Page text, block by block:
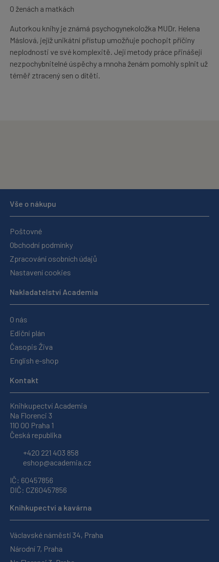
O ženách a matkách
Autorkou knihy je známá psychogynekoložka MUDr. Helena
Máslová, jejíž unikátní přístup umožňuje pochopit příčiny
neplodnosti ve své komplexitě. Její metody práce přinášejí
nezpochybnitelné úspěchy a mnoha ženám pomohly splnit už
téměř ztracený sen o dítěti.
Vše o nákupu
Poštovné
Obchodní podmínky
Zpracování osobních údajů
Nastavení cookies
Nakladatelství Academia
O nás
Ediční plán
Časopis Živa
English e-shop
Kontakt
Knihkupectví Academia
Na Florenci 3
110 00 Praha 1
Česká republika
+420 221 403 858
eshop@academia.cz
IČ: 60457856
DIČ: CZ60457856
Knihkupectví a kavárna
Václavské náměstí 34, Praha
Národní 7, Praha